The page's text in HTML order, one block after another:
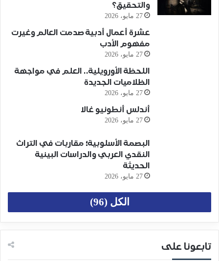
والتحقيق؟
27 مايو، 2026
عشرة أعمال أدبية صدمت العالم وغيرت
مفهوم الأدب
27 مايو، 2026
اللحظة الأورويلية.. العلم في مواجهة
الظلاميات الجديدة
27 مايو، 2026
أندلس أنطونيو غالا
27 مايو، 2026
البصمة الأسلوبية؛ مقاربات في التراث
النقدي العربي والدراسات البينية
الحديثة
27 مايو، 2026
الكل (96)
تابعونا على